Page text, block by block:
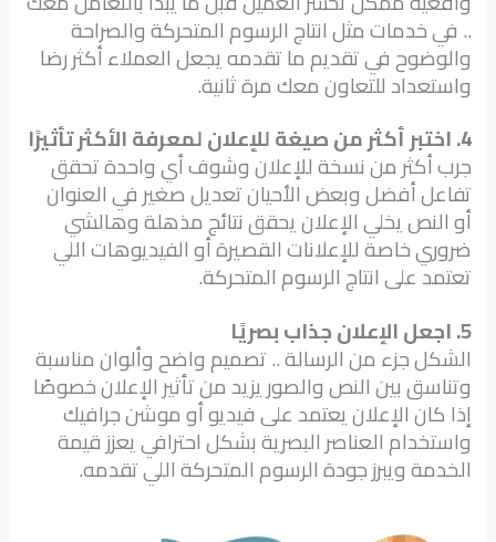
.. في خدمات مثل انتاج الرسوم المتحركة والصراحة
والوضوح في تقديم ما تقدمه يجعل العملاء أكثر رضا
واستعداد للتعاون معك مرة ثانية.
4. اختبر أكثر من صيغة للإعلان لمعرفة الأكثر تأثيرًا
جرب أكثر من نسخة للإعلان وشوف أي واحدة تحقق
تفاعل أفضل وبعض الأحيان تعديل صغير في العنوان
أو النص يخلي الإعلان يحقق نتائج مذهلة وهالشي
ضروري خاصة للإعلانات القصيرة أو الفيديوهات اللي
تعتمد على انتاج الرسوم المتحركة.
5. اجعل الإعلان جذاب بصريًا
الشكل جزء من الرسالة .. تصميم واضح وألوان مناسبة
وتناسق بين النص والصور يزيد من تأثير الإعلان خصوصًا
إذا كان الإعلان يعتمد على فيديو أو موشن جرافيك
واستخدام العناصر البصرية بشكل احترافي يعزز قيمة
الخدمة ويبرز جودة الرسوم المتحركة اللي تقدمه.